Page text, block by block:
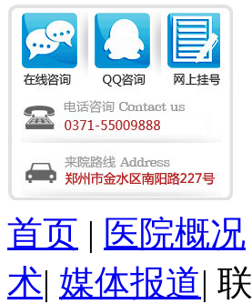
首页 | 医院概况
术| 媒体报道|